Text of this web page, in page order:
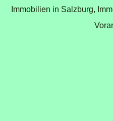
Immobilien in Salzburg,